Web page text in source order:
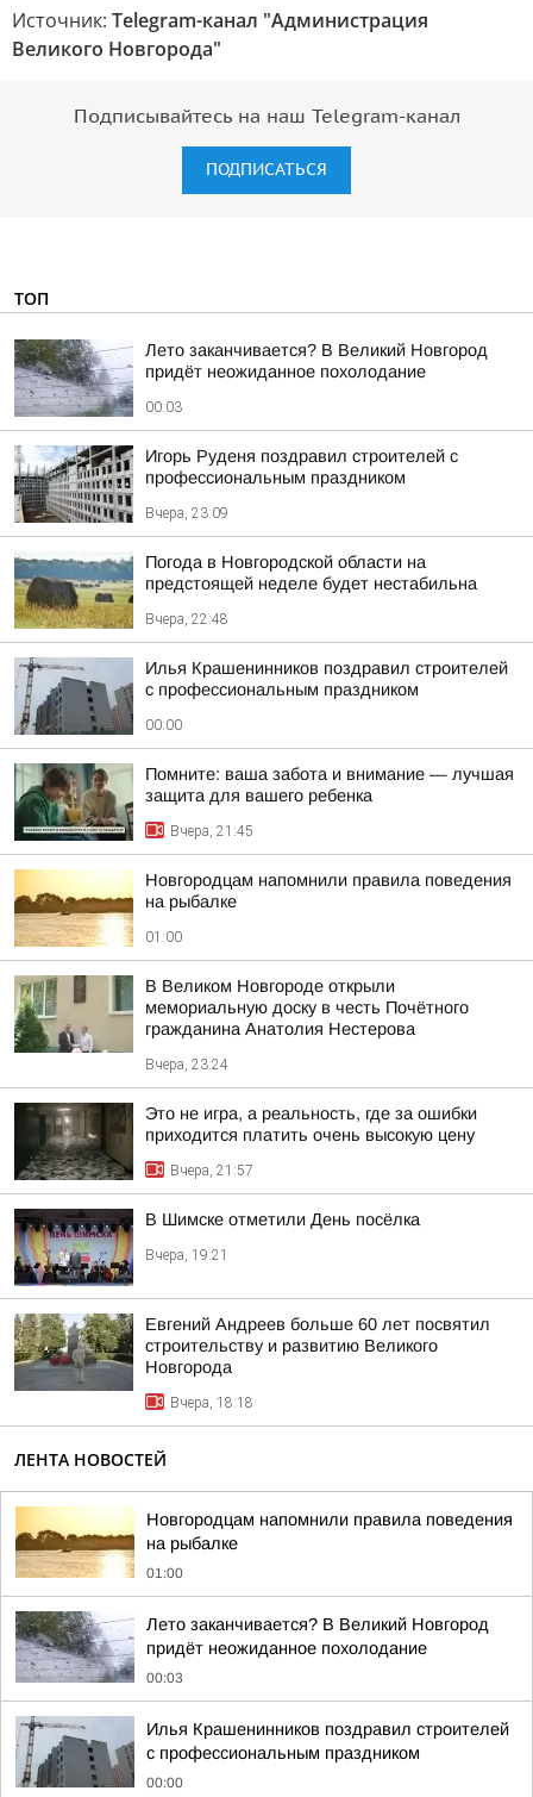
Источник: Telegram-канал "Администрация
Великого Новгорода"
Подписывайтесь на наш Telegram-канал
ПОДПИСАТЬСЯ
ТОП
Лето заканчивается? В Великий Новгород
придёт неожиданное похолодание
00:03
Игорь Руденя поздравил строителей с
профессиональным праздником
Вчера, 23:09
Погода в Новгородской области на
предстоящей неделе будет нестабильна
Вчера, 22:48
Илья Крашенинников поздравил строителей
с профессиональным праздником
00:00
Помните: ваша забота и внимание — лучшая
защита для вашего ребенка
Вчера, 21:45
Новгородцам напомнили правила поведения
на рыбалке
01:00
В Великом Новгороде открыли
мемориальную доску в честь Почётного
гражданина Анатолия Нестерова
Вчера, 23:24
Это не игра, а реальность, где за ошибки
приходится платить очень высокую цену
Вчера, 21:57
В Шимске отметили День посёлка
Вчера, 19:21
Евгений Андреев больше 60 лет посвятил
строительству и развитию Великого
Новгорода
Вчера, 18:18
ЛЕНТА НОВОСТЕЙ
Новгородцам напомнили правила поведения
на рыбалке
01:00
Лето заканчивается? В Великий Новгород
придёт неожиданное похолодание
00:03
Илья Крашенинников поздравил строителей
с профессиональным праздником
00:00